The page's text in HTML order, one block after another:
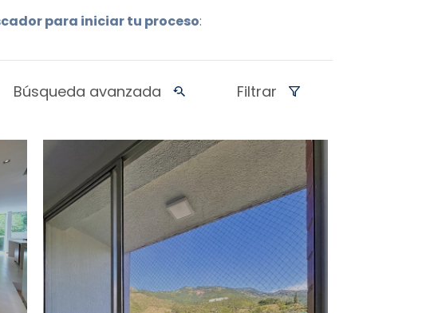
para iniciar tu proceso:
Búsqueda avanzada Filtrar